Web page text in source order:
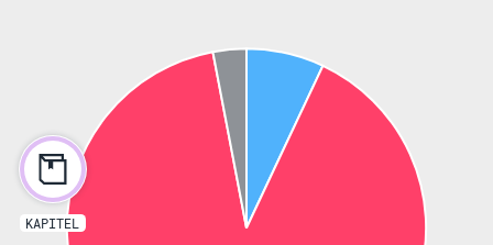
KAPITEL